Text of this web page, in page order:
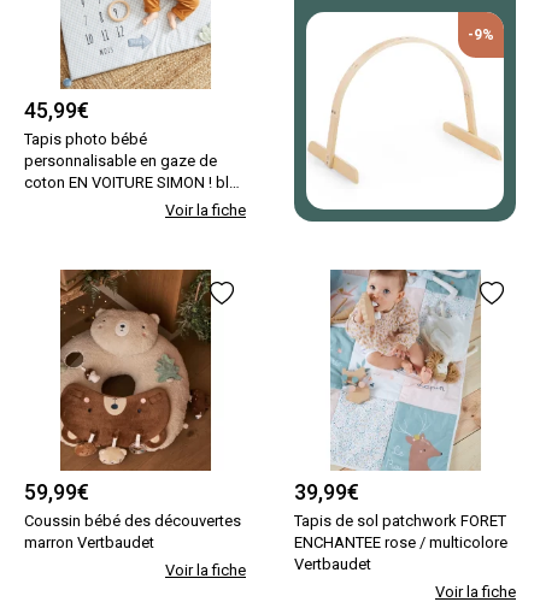
45,99€
Tapis photo bébé
personnalisable en gaze de
coton EN VOITURE SIMON ! bleu
Voir la fiche
-9%
59,99€
Coussin bébé des découvertes
marron Vertbaudet
Voir la fiche
39,99€
Tapis de sol patchwork FORET
ENCHANTEE rose / multicolore
Vertbaudet
Voir la fiche